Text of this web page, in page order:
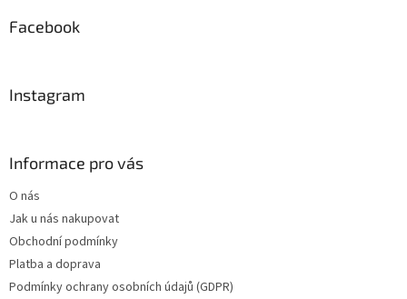
Facebook
Instagram
Informace pro vás
O nás
Jak u nás nakupovat
Obchodní podmínky
Platba a doprava
Podmínky ochrany osobních údajů (GDPR)